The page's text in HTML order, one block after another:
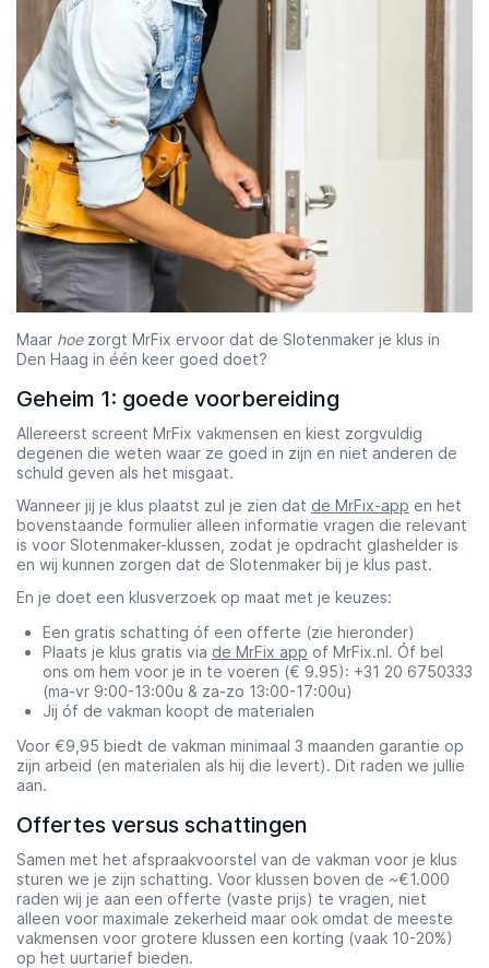
Maar hoezorgt MrFix ervoor dat de Slotenmaker je klus in
Den Haag in één keer goed doet?
Geheim 1: goede voorbereiding
Allereerst screent MrFix vakmensen en kiest zorgvuldig
degenen die weten waar ze goed in zijn en niet anderen de
schuld geven als het misgaat.
Wanneer jij je klus plaatst zul je zien dat de MrFix-app en het
bovenstaande formulier alleen informatie vragen die relevant
is voor Slotenmaker-klussen, zodat je opdracht glashelder is
en wij kunnen zorgen dat de Slotenmaker bij je klus past.
En je doet een klusverzoek op maat met je keuzes:
Een gratis schatting óf een offerte (zie hieronder)
Plaats je klus gratis via de MrFix app of MrFix.nl. Óf bel
ons om hem voor je in te voeren (€ 9.95): +31 20 6750333
(ma-vr 9:00-13:00u & za-zo 13:00-17:00u)
Jij óf de vakman koopt de materialen
Voor €9,95 biedt de vakman minimaal 3 maanden garantie op
zijn arbeid (en materialen als hij die levert). Dit raden we jullie
aan.
Offertes versus schattingen
Samen met het afspraakvoorstel van de vakman voor je klus
sturen we je zijn schatting. Voor klussen boven de ~€1.000
raden wij je aan een offerte (vaste prijs) te vragen, niet
alleen voor maximale zekerheid maar ook omdat de meeste
vakmensen voor grotere klussen een korting (vaak 10-20%)
op het uurtarief bieden.
Starttijd
07:00